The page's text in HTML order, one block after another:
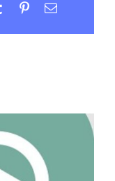
TumblrPinterest
E-